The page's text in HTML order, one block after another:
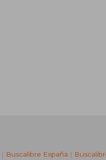
| Buscalibre España |